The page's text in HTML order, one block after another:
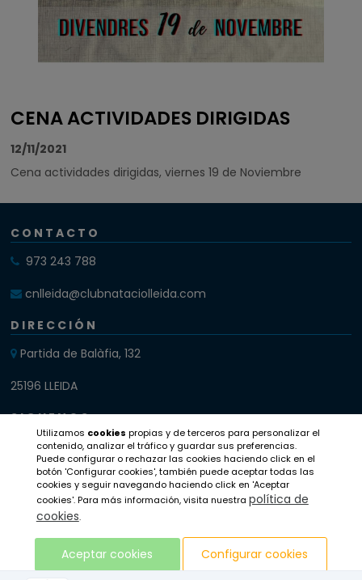
CENA ACTIVIDADES DIRIGIDAS
12/11/2021
Cena actividades dirigidas, viernes 19 de Noviembre
CONTACTO
973 243 788
cnlleida@clubnataciolleida.com
DIRECCIÓN
Partida de Balàfia, 132
25196 LLEIDA
SIGUENOS
Instagram
Twitter
Facebook
Aviso legal Política de privacidad Compromiso ético
Utilizamos cookies propias y de terceros para personalizar el
contenido, analizar el tráfico y guardar sus preferencias.
Puede configurar o rechazar las cookies haciendo click en el
botón 'Configurar cookies', también puede aceptar todas las
cookies y seguir navegando haciendo click en 'Aceptar
cookies'. Para más información, visita nuestra política de
cookies.
Aceptar cookies Configurar cookies